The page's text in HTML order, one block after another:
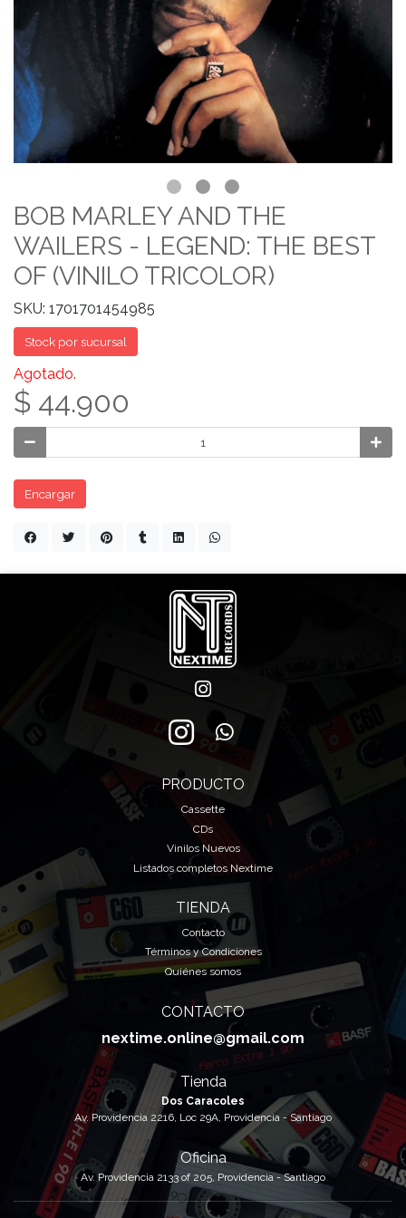
BOB MARLEY AND THE
WAILERS - LEGEND: THE BEST
OF (VINILO TRICOLOR)
SKU: 1701701454985
Stock por sucursal
Agotado.
$ 44.900
Encargar
PRODUCTO
Cassette
CDs
Vinilos Nuevos
Listados completos Nextime
TIENDA
Contacto
Términos y Condiciones
Quiénes somos
CONTACTO
nextime.online@gmail.com
Tienda
Dos Caracoles
Av. Providencia 2216, Loc 29A, Providencia - Santiago
Oficina
Av. Providencia 2133 of 205, Providencia - Santiago